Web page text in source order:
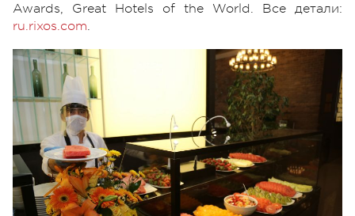
Awards, Great Hotels of the World. Все детали:
ru.rixos.com.